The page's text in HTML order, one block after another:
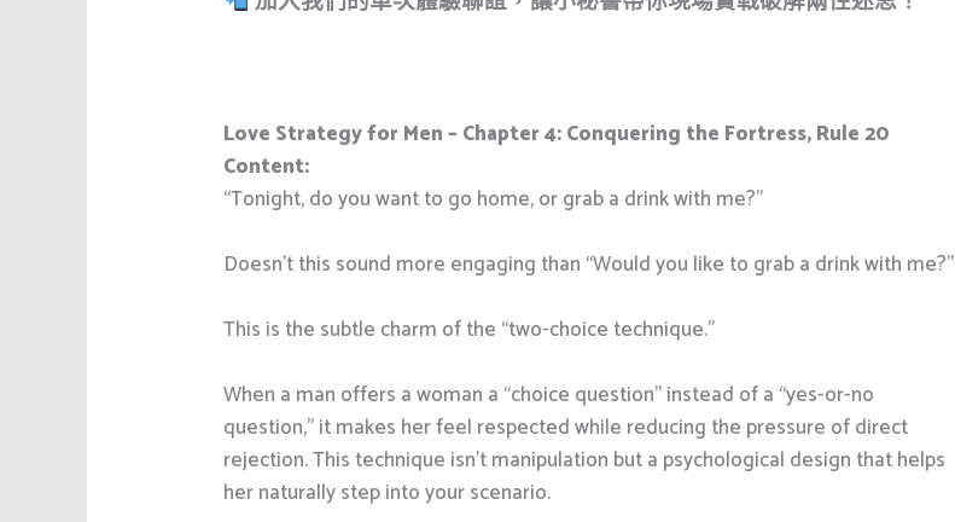
Love Strategy for Men – Chapter 4: Conquering the Fortress, Rule 20
Content:
“Tonight, do you want to go home, or grab a drink with me?”
Doesn’t this sound more engaging than “Would you like to grab a drink with me?”
This is the subtle charm of the “two-choice technique.”
When a man offers a woman a “choice question” instead of a “yes-or-no
question,” it makes her feel respected while reducing the pressure of direct
rejection. This technique isn’t manipulation but a psychological design that helps
her naturally step into your scenario.